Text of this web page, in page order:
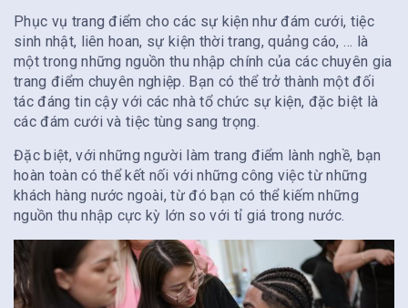
Phục vụ trang điểm cho các sự kiện như đám cưới, tiệc
sinh nhật, liên hoan, sự kiện thời trang, quảng cáo, … là
một trong những nguồn thu nhập chính của các chuyên gia
trang điểm chuyên nghiệp. Bạn có thể trở thành một đối
tác đáng tin cậy với các nhà tổ chức sự kiện, đặc biệt là
các đám cưới và tiệc tùng sang trọng.
Đặc biệt, với những người làm trang điểm lành nghề, bạn
hoàn toàn có thể kết nối với những công việc từ những
khách hàng nước ngoài, từ đó bạn có thể kiếm những
nguồn thu nhập cực kỳ lớn so với tỉ giá trong nước.